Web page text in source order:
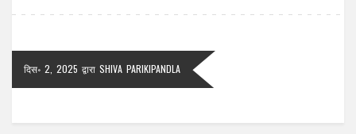
दिस॰ 2, 2025 द्वारा SHIVA PARIKIPANDLA